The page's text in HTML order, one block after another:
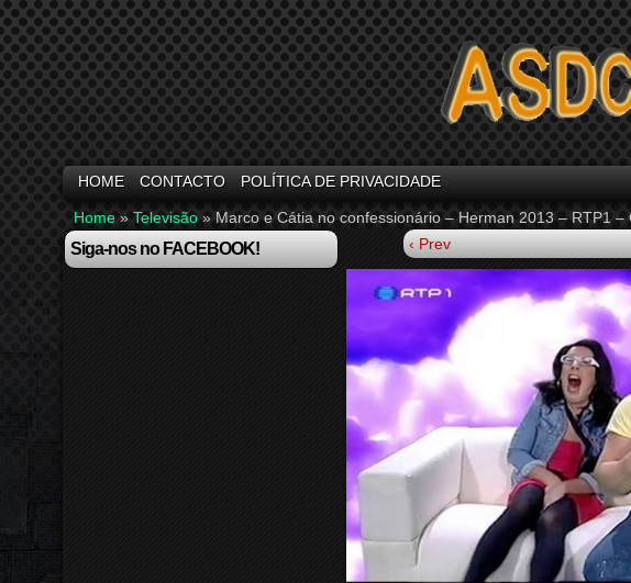
HOME CONTACTO POLÍTICA DE PRIVACIDADE
Home » Televisão » Marco e Cátia no confessionário – Herman 2013 – RTP1 –
Siga-nos no FACEBOOK! ‹ Prev